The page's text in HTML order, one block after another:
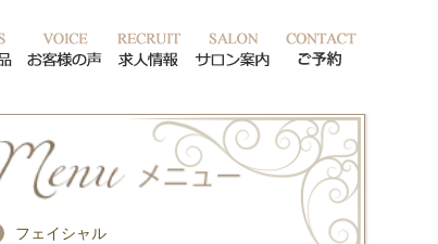
おすすめ商品お客様の声 求人情報 サロン案内
フェイシャル